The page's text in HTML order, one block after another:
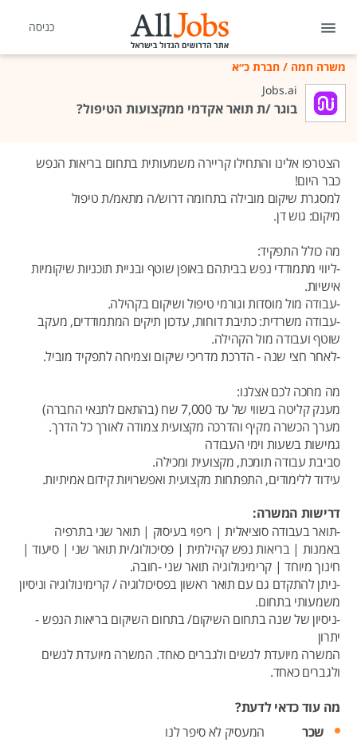
כניסה
משרה חמה / חברת כ״א
Jobs.ai
בוגר /ת תואר אקדמי ממקצועות הטיפול?
הצטרפו אלינו והתחילו קריירה משמעותית בתחום בריאות הנפש
כבר היום!
למסגרת שיקום מובילה בתחומה דרוש/ה מתאמ/ת טיפול
מיקום: גוש דן.
מה כולל התפקיד:
-ליווי מתמודדי נפש בביתהם באופן שוטף ובניית תוכניות שיקומיות
אישיות.
-עבודה מול מוסדות וגורמי טיפול ושיקום בקהילה.
-עבודה משרדית: כתיבת דוחות, עדכון תיקים המתמודדים, מעקב
שוטף ועבודה מול הקהילה.
-לאחר חצי שנה - הדרכת מדריכי שיקום וצמיחה לתפקיד מוביל.
מה מחכה לכם אצלנו:
מענק קליטה בשווי של עד 7,000 שח (בהתאם לתנאי החברה)
מערך הכשרה מקיף והדרכה מקצועית צמודה לאורך כל הדרך.
גמישות בשעות וימי העבודה
סביבת עבודה תומכת, מקצועית ומכילה.
עידוד ללימודים, התפתחות מקצועית ואפשרויות קידום אמיתיות.
דרישות המשרה:
-תואר בעבודה סוציאלית | ריפוי בעיסוק | תואר שני בתרפיה
באמנות | בריאות נפש קהילתית | פסיכולוג/ית תואר שני | סיעוד |
חינוך מיוחד | קרימינולוגיה תואר שני -חובה.
-ניתן להתקדם גם עם תואר ראשון בפסיכולוגיה / קרימינולוגיה וניסיון
משמעותי בתחום.
-ניסיון של שנה בתחום השיקום/ בתחום השיקום בריאות הנפש -
יתרון
המשרה מיועדת לנשים ולגברים כאחד. המשרה מיועדת לנשים
ולגברים כאחד.
מה עוד כדאי לדעת?
שכר
המעסיק לא סיפר לנו